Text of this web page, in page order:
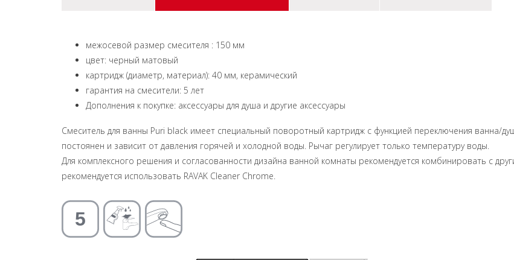
межосевой размер смесителя : 150 мм
цвет: черный матовый
картридж (диаметр, материал): 40 мм, керамический
гарантия на смесители: 5 лет
Дополнения к покупке: аксессуары для душа и другие аксессуары
Смеситель для ванны Puri black имеет специальный поворотный картридж с функцией переключения ванна/
постоянен и зависит от давления горячей и холодной воды. Рычаг регулирует только температуру воды.
Для комплексного решения и согласованности дизайна ванной комнаты рекомендуется комбинировать с
рекомендуется использовать RAVAK Cleaner Chrome.